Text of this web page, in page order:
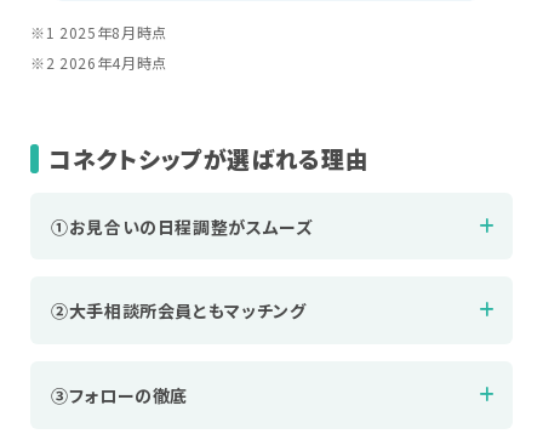
※1 2025年8月時点
※2 2026年4月時点
コネクトシップが選ばれる理由
①お見合いの日程調整がスムーズ
②大手相談所会員ともマッチング
③フォローの徹底